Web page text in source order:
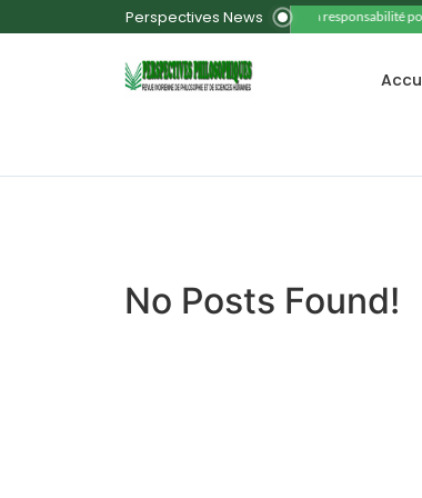
Perspectives News 11. La responsabilité pour
No Posts Found!